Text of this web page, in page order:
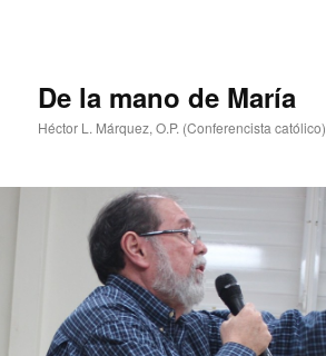
De la mano de María
Héctor L. Márquez, O.P. (Conferencista católico)